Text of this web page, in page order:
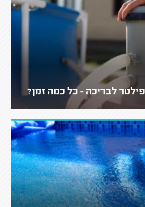
לבריכה - כל כמה זמן?